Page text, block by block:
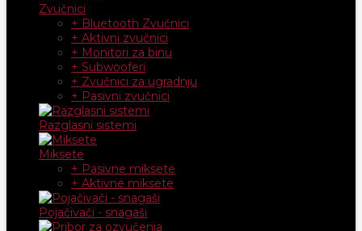
Zvučnici
+ Bluetooth Zvučnici
+ Aktivni zvučnici
+ Monitori za binu
+ Subwooferi
+ Zvučnici za ugradnju
+ Pasivni zvučnici
Razglasni sistemi
Miksete
+ Pasivne miksete
+ Aktivne miksete
Pojačivači - snagaši